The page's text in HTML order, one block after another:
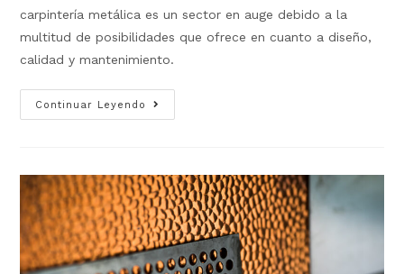
carpintería metálica es un sector en auge debido a la
multitud de posibilidades que ofrece en cuanto a diseño,
calidad y mantenimiento.
Continuar Leyendo